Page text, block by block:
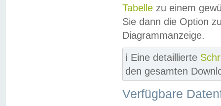
Tabelle zu einem
Sie dann die Option
Diagrammanzeige.
ℹ️ Eine detaillierte
den gesamten
Verfügbare